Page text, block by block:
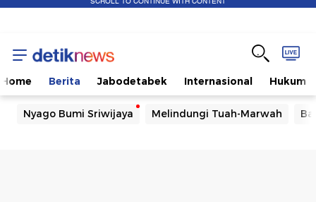
Home Berita Jabodetabek Internasional Hukum
Nyago Bumi Sriwijaya Melindungi Tuah-Marwah